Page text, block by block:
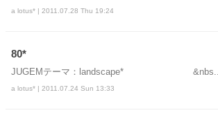
a lotus* | 2011.07.28 Thu 19:24
80*
JUGEMテーマ：landscape* &nbs...
a lotus* | 2011.07.24 Sun 13:33